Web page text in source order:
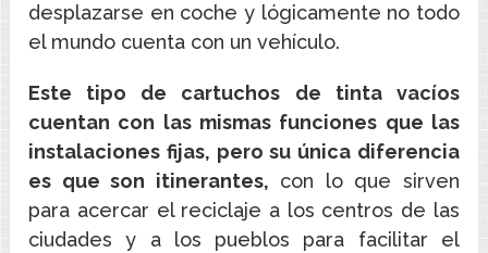
desplazarse en coche y lógicamente no todo
el mundo cuenta con un vehículo.
Este tipo de cartuchos de tinta vacíos
cuentan con las mismas funciones que las
instalaciones fijas, pero su única diferencia
es que son itinerantes, con lo que sirven
para acercar el reciclaje a los centros de las
ciudades y a los pueblos para facilitar el